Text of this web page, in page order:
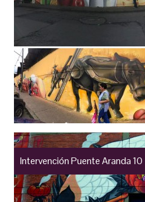
Intervención Puente Aranda 10